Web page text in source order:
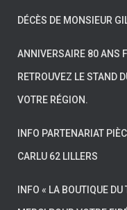
DÉCÈS DE MONSIEUR
ANNIVERSAIRE 80 ANS
RETROUVEZ LE STAND
VOTRE RÉGION.
INFO PARTENARIAT
CARLU 62 LILLERS
INFO « LA BOUTIQUE